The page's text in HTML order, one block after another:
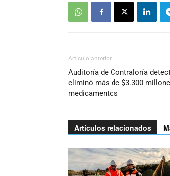
Artículo anterior
Auditoría de Contraloría
eliminó más de $3.300
medicamentos
Artículos relacionados